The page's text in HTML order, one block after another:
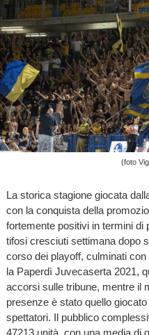
(foto
La storica stagione giocata
con la conquista della
fortemente positivi in termini
tifosi cresciuti settimana dopo
corso dei playoff, culminati
la Paperdì Juvecaserta 2021,
accorsi sulle tribune, mentre il
presenze è stato quello
spettatori. Il pubblico
47213 unità, con una media di